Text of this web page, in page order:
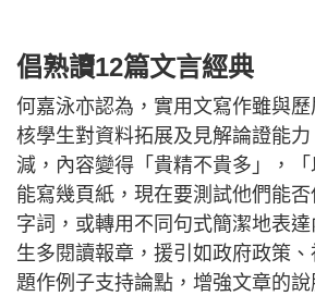
倡熟讀12篇文言經典
何嘉泳亦認為，實用文寫作雖與
核學生對資料拓展及見解論證能
減，內容變得「貴精不貴多」，
能寫幾頁紙，現在要測試他們能
字詞，或轉用不同句式簡潔地表
生多閱讀報章，援引如政府政策
題作例子支持論點，增強文章的說